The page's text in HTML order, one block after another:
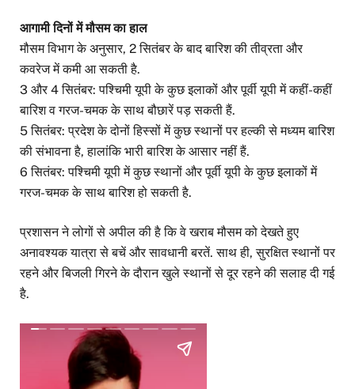
आगामी दिनों में मौसम का हाल
मौसम विभाग के अनुसार, 2 सितंबर के बाद बारिश की तीव्रता और
कवरेज में कमी आ सकती है.
3 और 4 सितंबर: पश्चिमी यूपी के कुछ इलाकों और पूर्वी यूपी में कहीं-कहीं
बारिश व गरज-चमक के साथ बौछारें पड़ सकती हैं.
5 सितंबर: प्रदेश के दोनों हिस्सों में कुछ स्थानों पर हल्की से मध्यम बारिश
की संभावना है, हालांकि भारी बारिश के आसार नहीं हैं.
6 सितंबर: पश्चिमी यूपी में कुछ स्थानों और पूर्वी यूपी के कुछ इलाकों में
गरज-चमक के साथ बारिश हो सकती है.
प्रशासन ने लोगों से अपील की है कि वे खराब मौसम को देखते हुए
अनावश्यक यात्रा से बचें और सावधानी बरतें. साथ ही, सुरक्षित स्थानों पर
रहने और बिजली गिरने के दौरान खुले स्थानों से दूर रहने की सलाह दी गई
है.